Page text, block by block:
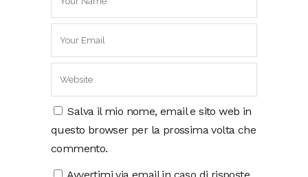
Salva il mio nome, email e sito web in
questo browser per la prossima volta che
commento.